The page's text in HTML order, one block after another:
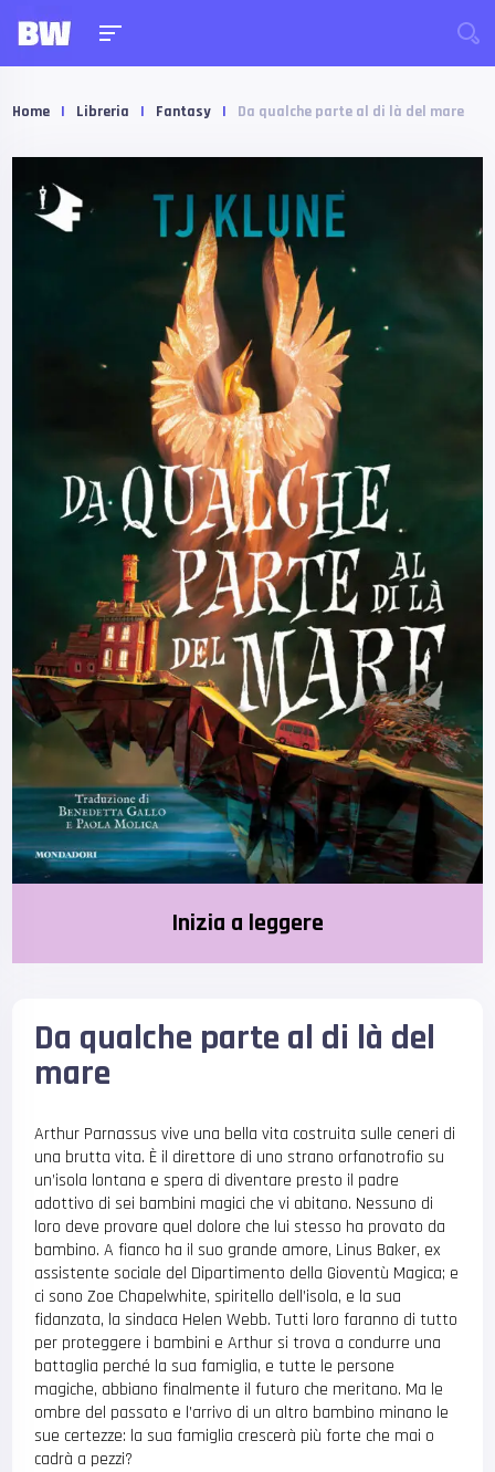
Home | Libreria | Fantasy | Da qualche parte al di là del mare
Inizia a leggere
Da qualche parte al di là del
mare
Arthur Parnassus vive una bella vita costruita sulle ceneri di
una brutta vita. È il direttore di uno strano orfanotrofio su
un’isola lontana e spera di diventare presto il padre
adottivo di sei bambini magici che vi abitano. Nessuno di
loro deve provare quel dolore che lui stesso ha provato da
bambino. A fianco ha il suo grande amore, Linus Baker, ex
assistente sociale del Dipartimento della Gioventù Magica; e
ci sono Zoe Chapelwhite, spiritello dell’isola, e la sua
fidanzata, la sindaca Helen Webb. Tutti loro faranno di tutto
per proteggere i bambini e Arthur si trova a condurre una
battaglia perché la sua famiglia, e tutte le persone
magiche, abbiano finalmente il futuro che meritano. Ma le
ombre del passato e l’arrivo di un altro bambino minano le
sue certezze: la sua famiglia crescerà più forte che mai o
cadrà a pezzi?